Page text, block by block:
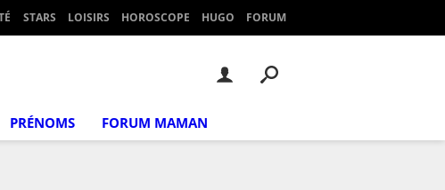
STARS LOISIRS HOROSCOPE HUGO FORUM
PRÉNOMS FORUM MAMAN